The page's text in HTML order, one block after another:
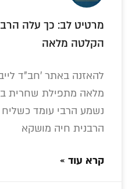
מרטיט לב: כך עלה
הקלטה מלאה
להאזנה באתר 'חב"ד
מלאה מתפילת שחרית
נשמע הרבי עומד כשליח
הרבנית חיה מושקא
קרא עוד »